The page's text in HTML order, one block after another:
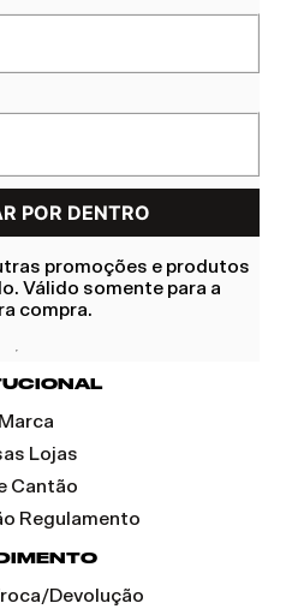
promoções e produtos
Válido somente para a
compra.
Lojas
Cantão
Regulamento
Devolução